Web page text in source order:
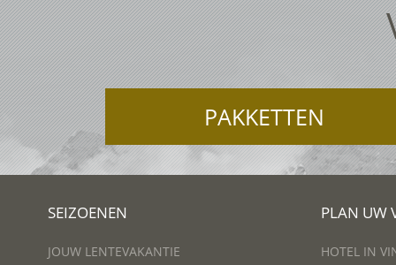
PAKKETTEN
SEIZOENEN
JOUW LENTEVAKANTIE
PLAN UW
HOTEL IN